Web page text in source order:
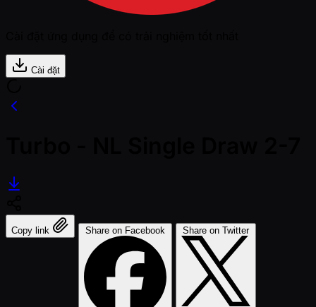
Cài đặt
Copy link Share on Facebook Share on Twitter